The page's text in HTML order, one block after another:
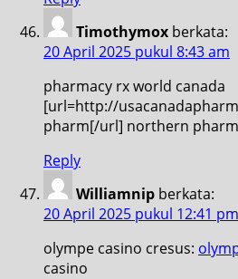
Timothymox berkata:
20 April 2025 pukul 8:43 am
pharmacy rx world canada
[url=http://
pharm[/url] northern
Reply
Williamnip berkata:
20 April 2025 pukul 12:41 pm
olympe casino cresus:
casino